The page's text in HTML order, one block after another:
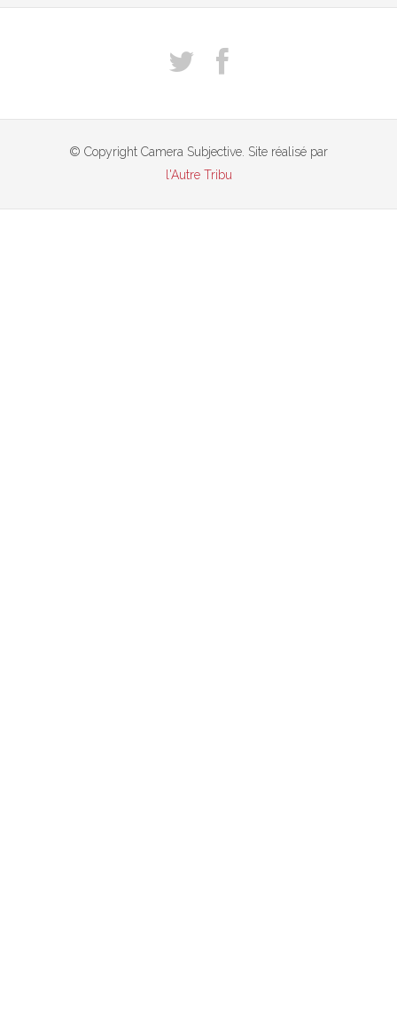
© Copyright Camera Subjective. Site réalisé par
l'Autre Tribu